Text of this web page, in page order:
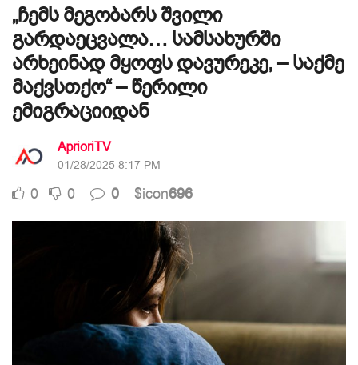
„ჩემს მეგობარს შვილი
გარდაეცვალა… სამსახურში
არხეინად მყოფს დავურეკე, – საქმე
მაქვსთქო“ – წერილი
ემიგრაციიდან
AprioriTV
01/28/2025 8:17 PM
0 0 0 $icon696